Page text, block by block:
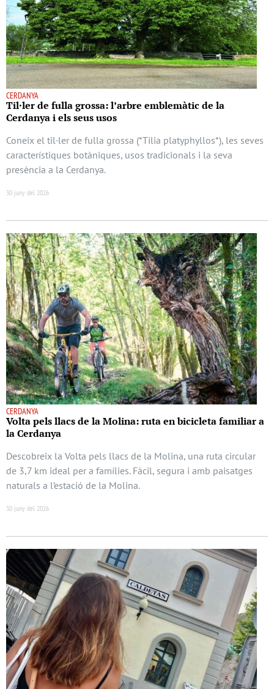
CERDANYA
Til·ler de fulla grossa: l’arbre emblemàtic de la
Cerdanya i els seus usos
Coneix el til·ler de fulla grossa (*Tilia platyphyllos*), les seves
característiques botàniques, usos tradicionals i la seva
presència a la Cerdanya.
30 juny del 2026
CERDANYA
Volta pels llacs de la Molina: ruta en bicicleta familiar a
la Cerdanya
Descobreix la Volta pels llacs de la Molina, una ruta circular
de 3,7 km ideal per a famílies. Fàcil, segura i amb paisatges
naturals a l’estació de la Molina.
30 juny del 2026